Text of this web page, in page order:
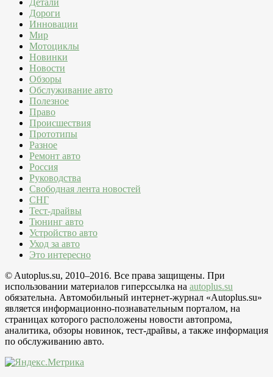
Детали
Дороги
Инновации
Мир
Мотоциклы
Новинки
Новости
Обзоры
Обслуживание авто
Полезное
Право
Происшествия
Прототипы
Разное
Ремонт авто
Россия
Руководства
Свободная лента новостей
СНГ
Тест-драйвы
Тюнинг авто
Устройство авто
Уход за авто
Это интересно
© Autoplus.su, 2010–2016. Все права защищены. При
использовании материалов гиперссылка на autoplus.su
обязательна. Автомобильный интернет-журнал «Autoplus.su»
является информационно-познавательным порталом, на
страницах которого расположены новости автопрома,
аналитика, обзоры новинок, тест-драйвы, а также информация
по обслуживанию авто.